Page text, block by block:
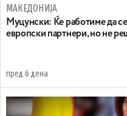
МАКЕДОНИЈА
Муцунски: Ќе работиме да
европски партнери, но не
пред 6 дена